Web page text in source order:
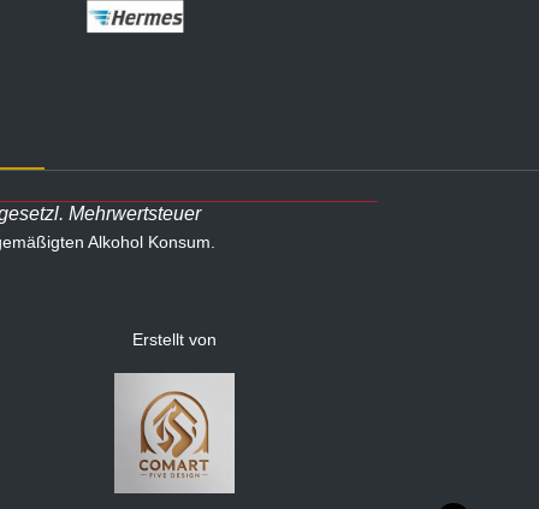
Mehrwertsteuer
Alkohol Konsum.
Erstellt von